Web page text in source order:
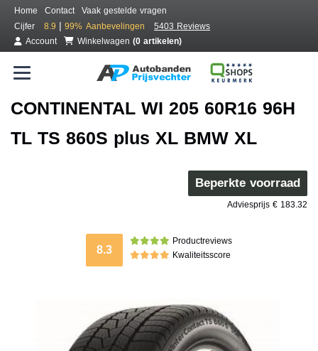
Home Contact
Vaak gestelde vragen
Cijfer
8.9 | 99% Aanbevelingen
5403 Reviews
Account
Winkelwagen (0 artikelen)
CONTINENTAL WI 205 60R16 96H
TL TS 860S plus XL BMW XL
Beperkte voorraad
Adviesprijs € 183.32
8.3
Productreviews
Kwaliteitsscore